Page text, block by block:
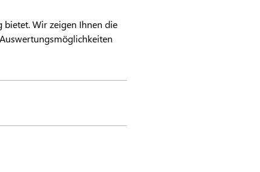
Wir zeigen Ihnen die